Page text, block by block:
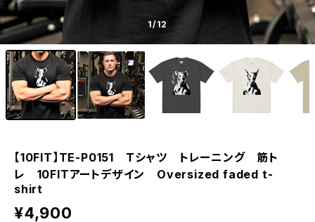
1/12
【10FIT】TE-P0151 Ｔシャツ トレーニング 筋ト
レ 10FITアートデザイン Oversized faded t-
shirt
¥4,900